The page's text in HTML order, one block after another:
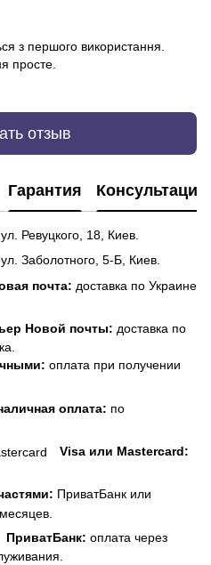
з першого використання.
просте.
отзыв
Гарантия Консультация
ул. Ревуцкого, 18, Киев.
ул. Заболотного, 5-Б, Киев.
почта: доставка по Украине
Новой почты: доставка по
оплата при получении
оплата: по
Visa или Mastercard:
ПриватБанк или
ПриватБанк: оплата через